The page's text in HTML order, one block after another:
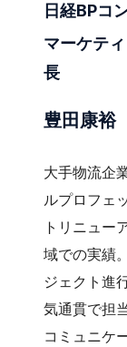
日経BPコ
マーケテ
長
豊田康裕
大手物流企
ルプロフェ
トリニュー
域での実績
ジェクト進
気通貫で担
コミュニケ